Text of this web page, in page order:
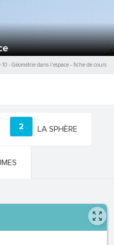
10 - Géométrie dans l'espace - fiche de cours
2 LA SPHÈRE